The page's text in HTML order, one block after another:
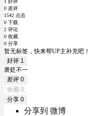
1 好评
0 差评
1542 点击
0 下载
2 评论
0 收藏
0 分享
暂无标签，快来帮UP主补充吧！
好评 1
褒贬不一
差评 0
收藏 0
分享 0
分享到 微博